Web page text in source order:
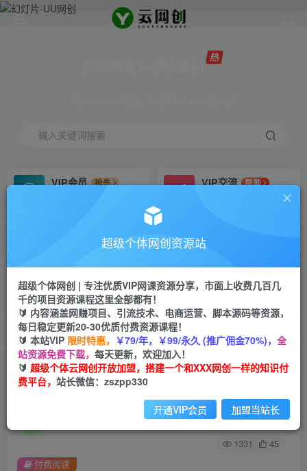
输入关键词搜索
VIP会员
抢先
VIP交流
群聊
研究探讨更多创业项目路子。
会员专属推广链接
招募站长
挂机
项目
脚本卡密
APP下载
GO
首页 创业课程 会员专属 正文
（6931期）京东运营解析与数据化推广系列课，
全维度讲解京东运营逻辑+数据化推广提…
关注 私信
1331 45
付费阅读
超级个体网创资源站
超级个体网创 | 专注优质VIP网课资源分享，市面上收费几百几
千的项目资源课程这里全部都有！
🔰 内容涵盖网赚项目、引流技术、电商运营、脚本源码等资源，
每日稳定更新20-30优质付费资源课程！
🔰 本站VIP 限时特惠， ￥79/年，￥99/永久 (推广佣金70%)， 全
站资源免费下载， 每天更新，欢迎加入！
🔰 超级个体云网创开放加盟，搭建一个和XXX网创一样的知识付
费平台， 站长微信：zszpp330
开通VIP会员 加盟当站长